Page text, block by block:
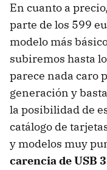
En cuanto a
parte de los 599
modelo más
subiremos hasta
parece nada caro
generación y
la posibilidad de
catálogo de
y modelos muy
carencia deUSB